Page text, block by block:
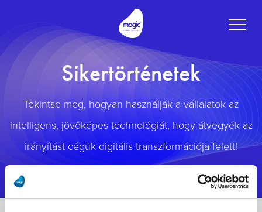
Toggle
Sikertörténetek
Tekintse meg, hogyan használják a vállalatok az
intelligens, jövőképes technológiát, hogy átvegyék az
irányítást cégük digitális transzformációja felett!